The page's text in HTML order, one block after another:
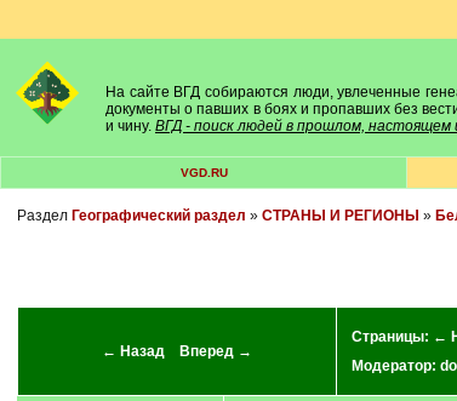
На сайте ВГД собираются люди, увлеченные
документы о павших в боях и пропавших без
и чину. ВГД - поиск людей в прошлом, настоящем
VGD.RU
Раздел Географический раздел » СТРАНЫ И РЕГИОНЫ »
← Назад Вперед →
Страницы: ←
Модератор: